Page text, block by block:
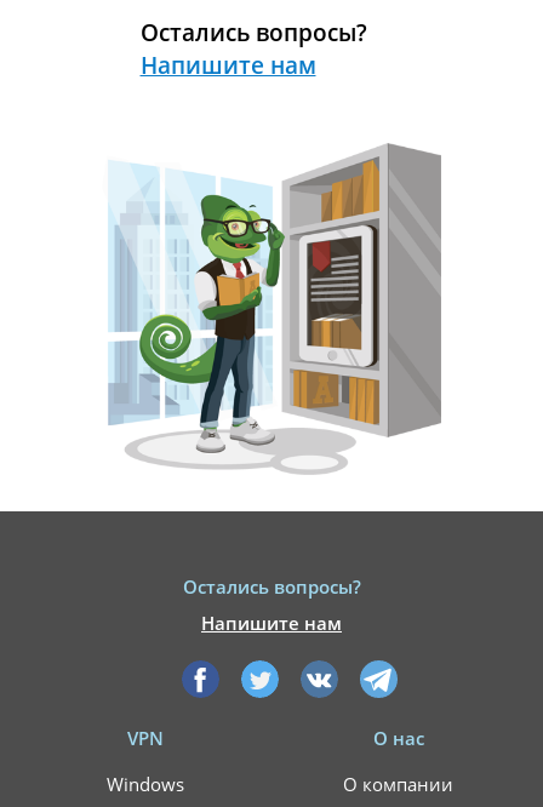
Остались вопросы?
Напишите нам
Остались вопросы?
Напишите нам
VPN
Windows
О нас
О компании